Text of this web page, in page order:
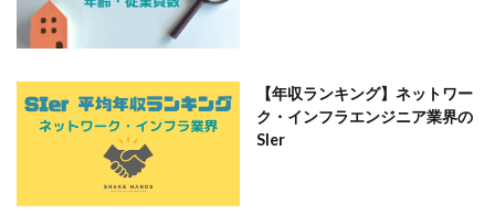
【年収ランキング】ネットワー
ク・インフラエンジニア業界の
SIer